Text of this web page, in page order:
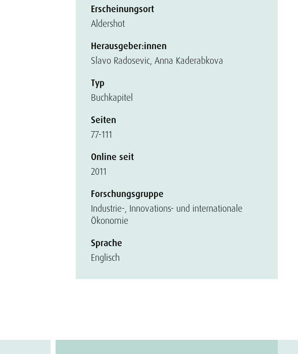
Erscheinungsort
Aldershot
Herausgeber:innen
Slavo Radosevic, Anna Kaderabkova
Typ
Buchkapitel
Seiten
77-111
Online seit
2011
Forschungsgruppe
Industrie-, Innovations- und internationale
Ökonomie
Sprache
Englisch